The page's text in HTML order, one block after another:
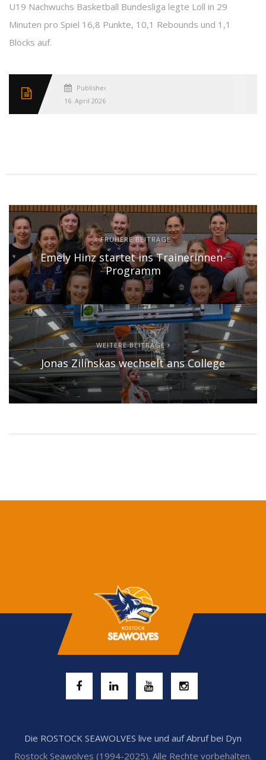
U19 Nachwuchs Basketball Bundesliga legte Loll in 29
Minuten pro Spiel 16,8 Punkte, 10,1 Rebounds und 1,1
Blocks auf.
Published
16. April 2026
FRÜHERE BEITRÄGE
Emely Hinz startet ins Trainerinnen-
Programm
WEITERE BEITRÄGE
Jonas Zilinskas wechselt ans College
Die ROSTOCK SEAWOLVES live und auf Abruf bei Dyn
Rostock Seawolves (1994-2025). Alle Rechte vorbehalten.